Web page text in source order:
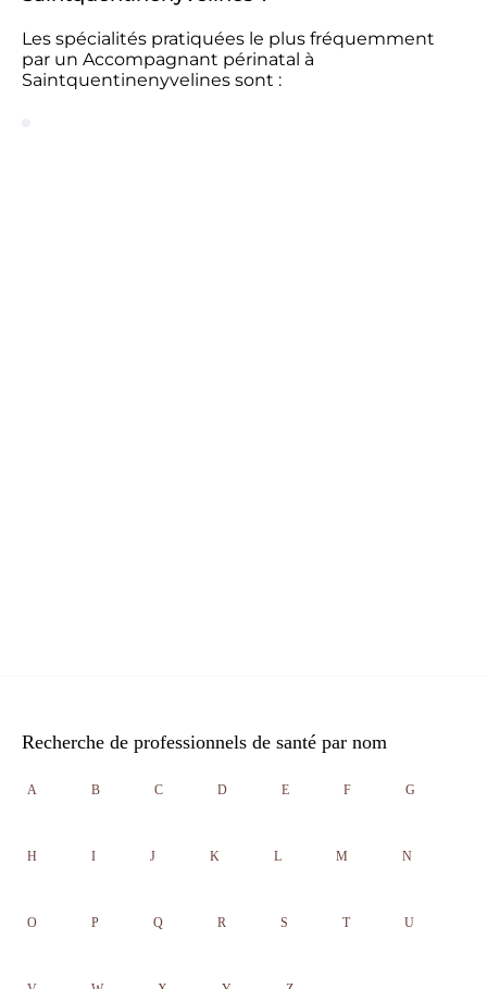
Les spécialités pratiquées le plus fréquemment
par un Accompagnant périnatal à
Saintquentinenyvelines sont :
Recherche de professionnels de santé par nom
A B C D E F G
H I J K L M N
O P Q R S T U